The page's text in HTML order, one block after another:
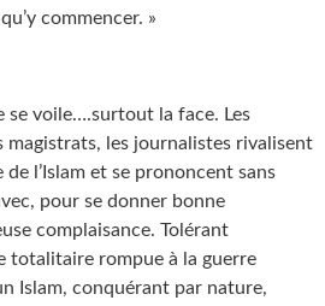
commencer. »
se voile….surtout la face. Les
magistrats, les journalistes rivalisent
l’Islam et se prononcent sans
pour se donner bonne
complaisance. Tolérant
totalitaire rompue à la guerre
Islam, conquérant par nature,